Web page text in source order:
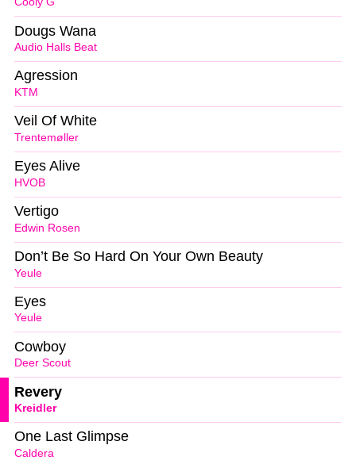
Audio Halls Beat
Dougs Wana
KTM
Agression
Trentemøller
Veil Of White
HVOB
Eyes Alive
Edwin Rosen
Vertigo
Yeule
Don’t Be So Hard On Your Own Beauty
Yeule
Eyes
Deer Scout
Cowboy
Kreidler
Revery
Caldera
One Last Glimpse